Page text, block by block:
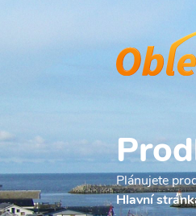
Plánujete
Hlavní